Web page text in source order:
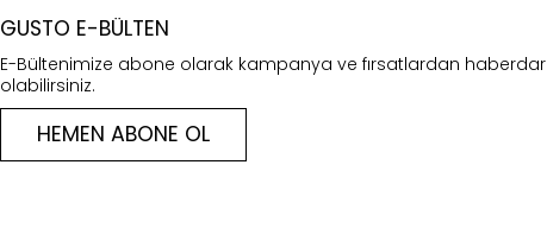
GUSTO E-BÜLTEN
E-Bültenimize abone olarak kampanya ve fırsatlardan haberdar
olabilirsiniz.
HEMEN ABONE OL